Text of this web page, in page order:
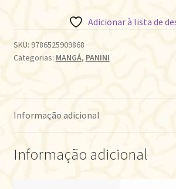
quantidade
Adicionar à lista de
SKU: 9786525909868
Categorias: MANGÁ, PANINI
Informação adicional
Informação adicional